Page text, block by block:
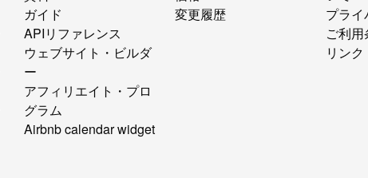
ガイド
APIリファレンス
ウェブサイト・ビルダ
ー
アフィリエイト・プロ
グラム
Airbnb calendar widget
変更履歴
プラ
ご利
リン